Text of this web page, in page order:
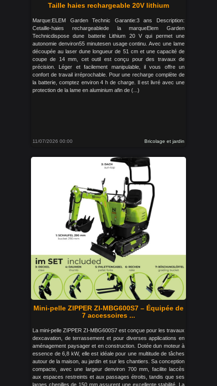
Taille haies rechargeable 20V lithium
Marque:ELEM Garden Technic Garantie:3 ans Description:
Cetaille-haies rechargeablede la marqueElem Garden
Technicdispose dune batterie Lithium 20 V qui permet une
autonomie denviron55 minutesen usage continu. Avec une lame
découpée au laser dune longueur de 51 cm et une capacité de
coupe de 14 mm, cet outil est conçu pour des travaux de
précision. Léger et facilement manipulable, il vous offre un
confort de travail irréprochable. Pour une recharge complète de
la batterie, comptez environ 4 h de charge. Il est livré avec une
protection de la lame en aluminium afin de (...)
11/07/2026 00:00 Bricolage et jardin
Mini-pelle ZIPPER ZI-MBG600S7 – Équipée de
7 accessoires ...
La mini-pelle ZIPPER ZI-MBG600S7 est conçue pour les travaux
dexcavation, de terrassement et pour diverses applications en
aménagement paysager et en construction. Dotée dun moteur à
essence de 6,8 kW, elle est idéale pour une multitude de tâches
autour de la maison, au jardin et sur les chantiers. Sa conception
compacte, avec une largeur denviron 700 mm, facilite laccès
aux espaces restreints et aux passages étroits, tandis que ses
larges chenilles de 150 mm assurent une excellente stabilité. La